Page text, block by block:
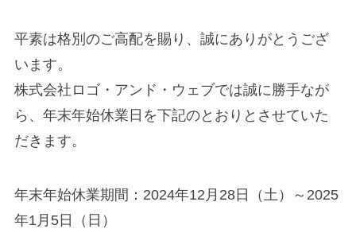
平素は格別のご高配を賜り、誠にありがとうござ
います。
株式会社ロゴ・アンド・ウェブでは誠に勝手なが
ら、年末年始休業日を下記のとおりとさせていた
だきます。
年末年始休業期間：2024年12月28日（土）～2025
年1月5日（日）